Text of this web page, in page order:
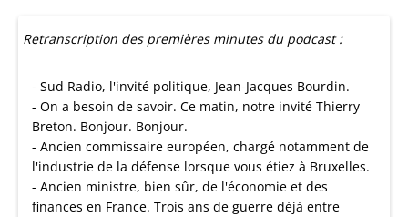
Retranscription des premières minutes du podcast :
- Sud Radio, l'invité politique, Jean-Jacques Bourdin.
- On a besoin de savoir. Ce matin, notre invité Thierry
Breton. Bonjour. Bonjour.
- Ancien commissaire européen, chargé notamment de
l'industrie de la défense lorsque vous étiez à Bruxelles.
- Ancien ministre, bien sûr, de l'économie et des
finances en France. Trois ans de guerre déjà entre